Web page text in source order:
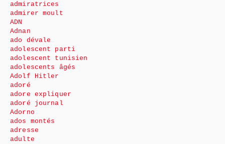
admiratrices
admirer moult
ADN
Adnan
ado dévale
adolescent parti
adolescent tunisien
adolescents âgés
Adolf Hitler
adoré
adore expliquer
adoré journal
Adorno
ados montés
adresse
adulte